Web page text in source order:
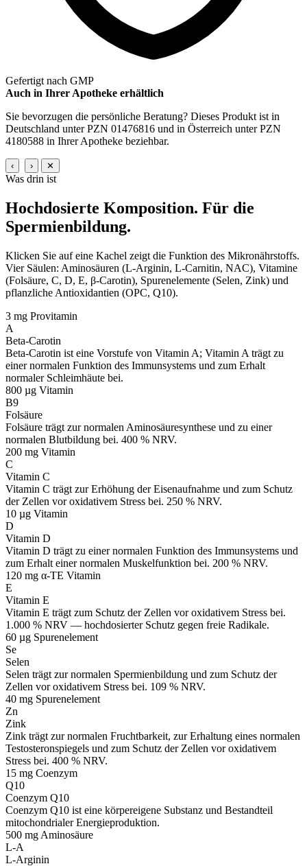
Gefertigt nach GMP
Auch in Ihrer Apotheke erhältlich
Sie bevorzugen die persönliche Beratung? Dieses Produkt ist in
Deutschland unter PZN 01476816 und in Österreich unter PZN
4180588 in Ihrer Apotheke beziehbar.
‹ › ✕
Was drin ist
Hochdosierte Komposition. Für die
Spermienbildung.
Klicken Sie auf eine Kachel zeigt die Funktion des Mikronährstoffs.
Vier Säulen: Aminosäuren (L-Arginin, L-Carnitin, NAC), Vitamine
(Folsäure, C, D, E, β-Carotin), Spurenelemente (Selen, Zink) und
pflanzliche Antioxidantien (OPC, Q10).
3 mg Provitamin
A
Beta-Carotin
Beta-Carotin ist eine Vorstufe von Vitamin A; Vitamin A trägt zu
einer normalen Funktion des Immunsystems und zum Erhalt
normaler Schleimhäute bei.
800 µg Vitamin
B9
Folsäure
Folsäure trägt zur normalen Aminosäuresynthese und zu einer
normalen Blutbildung bei. 400 % NRV.
200 mg Vitamin
C
Vitamin C
Vitamin C trägt zur Erhöhung der Eisenaufnahme und zum Schutz
der Zellen vor oxidativem Stress bei. 250 % NRV.
10 µg Vitamin
D
Vitamin D
Vitamin D trägt zu einer normalen Funktion des Immunsystems und
zum Erhalt einer normalen Muskelfunktion bei. 200 % NRV.
120 mg α-TE Vitamin
E
Vitamin E
Vitamin E trägt zum Schutz der Zellen vor oxidativem Stress bei.
1.000 % NRV — hochdosierter Schutz gegen freie Radikale.
60 µg Spurenelement
Se
Selen
Selen trägt zur normalen Spermienbildung und zum Schutz der
Zellen vor oxidativem Stress bei. 109 % NRV.
40 mg Spurenelement
Zn
Zink
Zink trägt zur normalen Fruchtbarkeit, zur Erhaltung eines normalen
Testosteronspiegels und zum Schutz der Zellen vor oxidativem
Stress bei. 400 % NRV.
15 mg Coenzym
Q10
Coenzym Q10
Coenzym Q10 ist eine körpereigene Substanz und Bestandteil
mitochondrialer Energieproduktion.
500 mg Aminosäure
L-A
L-Arginin